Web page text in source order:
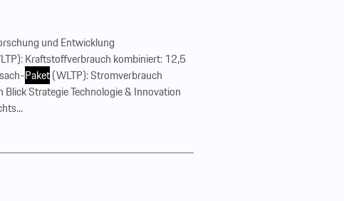
und Entwicklung
Kraftstoffverbrauch kombiniert: 12,5
Paket(WLTP): Stromverbrauch
Strategie Technologie & Innovation